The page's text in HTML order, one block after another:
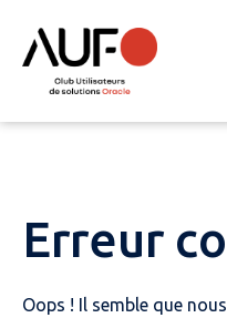
Erreur
Oops ! Il semble que